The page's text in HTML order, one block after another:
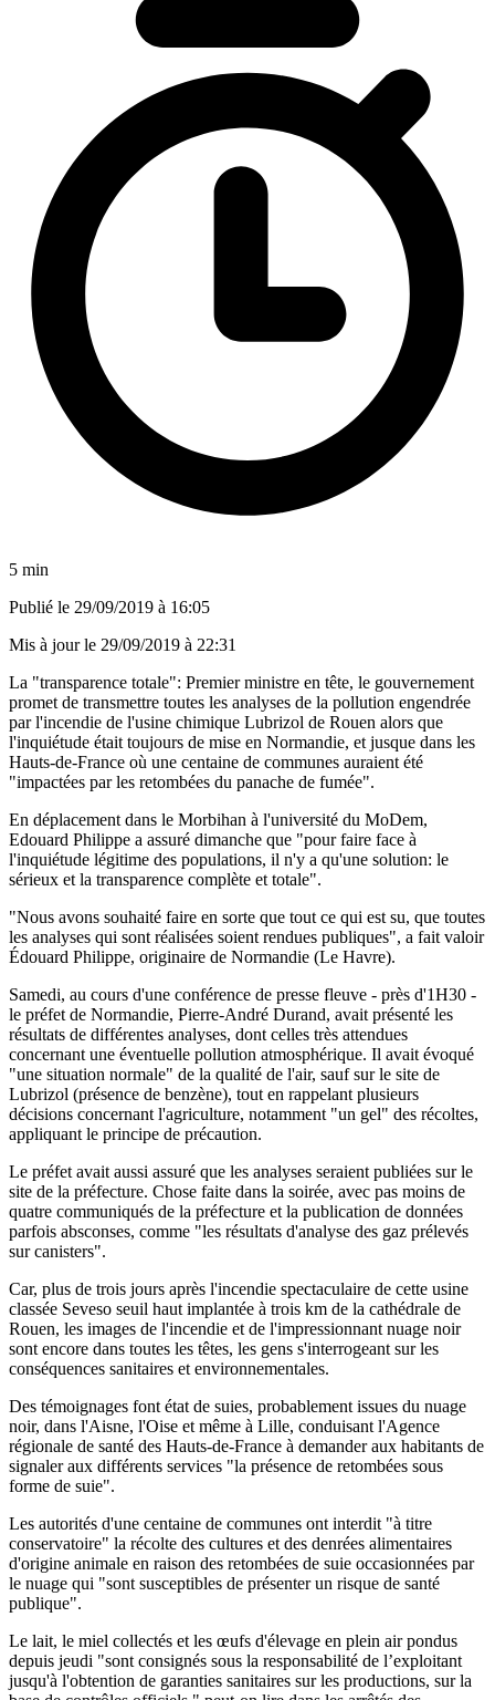
5 min
Publié le 29/09/2019 à 16:05
Mis à jour le 29/09/2019 à 22:31
La "transparence totale": Premier ministre en tête, le gouvernement
promet de transmettre toutes les analyses de la pollution engendrée
par l'incendie de l'usine chimique Lubrizol de Rouen alors que
l'inquiétude était toujours de mise en Normandie, et jusque dans les
Hauts-de-France où une centaine de communes auraient été
"impactées par les retombées du panache de fumée".
En déplacement dans le Morbihan à l'université du MoDem,
Edouard Philippe a assuré dimanche que "pour faire face à
l'inquiétude légitime des populations, il n'y a qu'une solution: le
sérieux et la transparence complète et totale".
"Nous avons souhaité faire en sorte que tout ce qui est su, que toutes
les analyses qui sont réalisées soient rendues publiques", a fait valoir
Édouard Philippe, originaire de Normandie (Le Havre).
Samedi, au cours d'une conférence de presse fleuve - près d'1H30 -
le préfet de Normandie, Pierre-André Durand, avait présenté les
résultats de différentes analyses, dont celles très attendues
concernant une éventuelle pollution atmosphérique. Il avait évoqué
"une situation normale" de la qualité de l'air, sauf sur le site de
Lubrizol (présence de benzène), tout en rappelant plusieurs
décisions concernant l'agriculture, notamment "un gel" des récoltes,
appliquant le principe de précaution.
Le préfet avait aussi assuré que les analyses seraient publiées sur le
site de la préfecture. Chose faite dans la soirée, avec pas moins de
quatre communiqués de la préfecture et la publication de données
parfois absconses, comme "les résultats d'analyse des gaz prélevés
sur canisters".
Car, plus de trois jours après l'incendie spectaculaire de cette usine
classée Seveso seuil haut implantée à trois km de la cathédrale de
Rouen, les images de l'incendie et de l'impressionnant nuage noir
sont encore dans toutes les têtes, les gens s'interrogeant sur les
conséquences sanitaires et environnementales.
Des témoignages font état de suies, probablement issues du nuage
noir, dans l'Aisne, l'Oise et même à Lille, conduisant l'Agence
régionale de santé des Hauts-de-France à demander aux habitants de
signaler aux différents services "la présence de retombées sous
forme de suie".
Les autorités d'une centaine de communes ont interdit "à titre
conservatoire" la récolte des cultures et des denrées alimentaires
d'origine animale en raison des retombées de suie occasionnées par
le nuage qui "sont susceptibles de présenter un risque de santé
publique".
Le lait, le miel collectés et les œufs d'élevage en plein air pondus
depuis jeudi "sont consignés sous la responsabilité de l’exploitant
jusqu'à l'obtention de garanties sanitaires sur les productions, sur la